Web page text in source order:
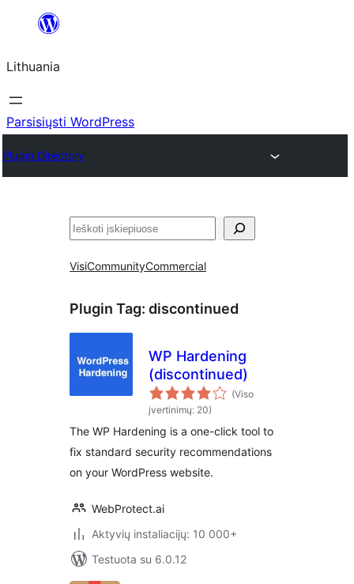
turinio
Lithuania
Parsisiųsti WordPress
Plugin Directory
Paieška
VisiCommunityCommercial
Plugin Tag: discontinued
WP Hardening
(discontinued)
(Viso
įvertinimų: 20)
The WP Hardening is a one-click tool to
fix standard security recommendations
on your WordPress website.
WebProtect.ai
Aktyvių instaliacijų: 10 000+
Testuota su 6.0.12